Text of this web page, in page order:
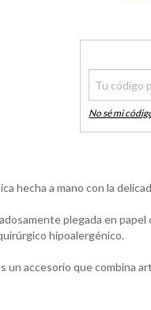
No sé mi
hecha a mano con la
plegada en
hipoalergénico.
un accesorio que combina